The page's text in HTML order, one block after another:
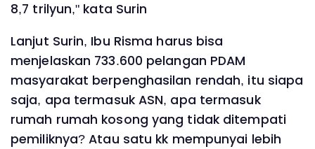
8,7 trilyun," kata Surin
Lanjut Surin, Ibu Risma harus bisa
menjelaskan 733.600 pelangan PDAM
masyarakat berpenghasilan rendah, itu siapa
saja, apa termasuk ASN, apa termasuk
rumah rumah kosong yang tidak ditempati
pemiliknya? Atau satu kk mempunyai lebih